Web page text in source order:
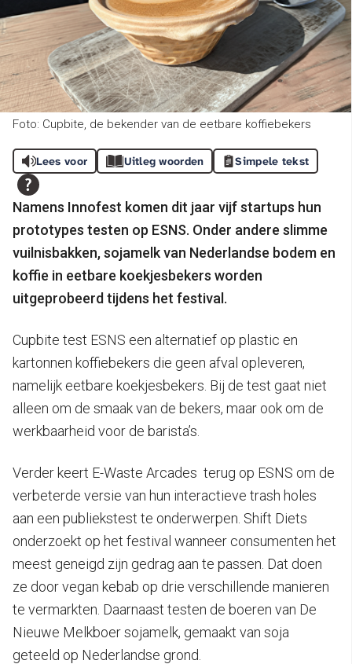
Foto: Cupbite, de bekender van de eetbare koffiebekers
Lees voor Uitleg woorden Simpele tekst
Namens Innofest komen dit jaar vijf startups hun
prototypes testen op ESNS. Onder andere slimme
vuilnisbakken, sojamelk van Nederlandse bodem en
koffie in eetbare koekjesbekers worden
uitgeprobeerd tijdens het festival.
Cupbite test ESNS een alternatief op plastic en
kartonnen koffiebekers die geen afval opleveren,
namelijk eetbare koekjesbekers. Bij de test gaat niet
alleen om de smaak van de bekers, maar ook om de
werkbaarheid voor de barista’s.
Verder keert E-Waste Arcades terug op ESNS om de
verbeterde versie van hun interactieve trash holes
aan een publiekstest te onderwerpen. Shift Diets
onderzoekt op het festival wanneer consumenten het
meest geneigd zijn gedrag aan te passen. Dat doen
ze door vegan kebab op drie verschillende manieren
te vermarkten. Daarnaast testen de boeren van De
Nieuwe Melkboer sojamelk, gemaakt van soja
geteeld op Nederlandse grond.